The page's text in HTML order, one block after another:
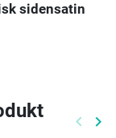
sidensatin
keyboard_arrow_left keyboard_arrow_right